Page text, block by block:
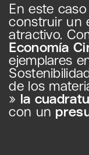
En este
construir un
atractivo.
Economía
ejemplares
de los
» la
con un